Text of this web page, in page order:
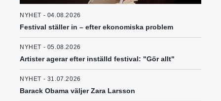
NYHET - 04.08.2026
Festival ställer in – efter ekonomiska problem
NYHET - 05.08.2026
Artister agerar efter inställd festival: "Gör allt"
NYHET - 31.07.2026
Barack Obama väljer Zara Larsson